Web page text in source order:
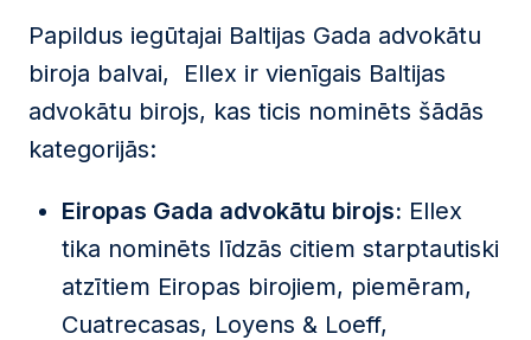
Papildus iegūtajai Baltijas Gada advokātu
biroja balvai, Ellex ir vienīgais Baltijas
advokātu birojs, kas ticis nominēts šādās
kategorijās:
Eiropas Gada advokātu birojs: Ellex
tika nominēts līdzās citiem starptautiski
atzītiem Eiropas birojiem, piemēram,
Cuatrecasas, Loyens & Loeff,